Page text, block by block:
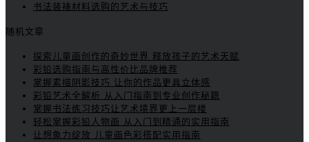
书法装裱材料选购的艺术与技巧
随机文章
探索儿童画创作的奇妙世界 释放孩子的艺术天赋
彩铅选购指南与高性价比品牌推荐
掌握素描阴影技巧 让你的作品更具立体感
彩铅艺术全解析 从入门指南到专业创作秘籍
掌握书法练习技巧让艺术境界更上一层楼
轻松掌握彩铅人物画 从入门到精通的实用指南
让想象力绽放 儿童画色彩搭配实用指南